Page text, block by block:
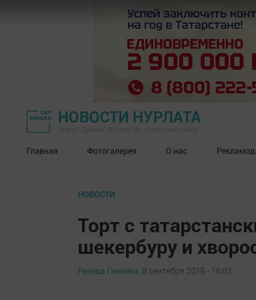
НОВОСТИ НУРЛАТА
Главная Фотогалерея О нас
НОВОСТИ
Торт с
шекербуру и
Резеда Гиняева, 8 сентября 2019 - 16:03